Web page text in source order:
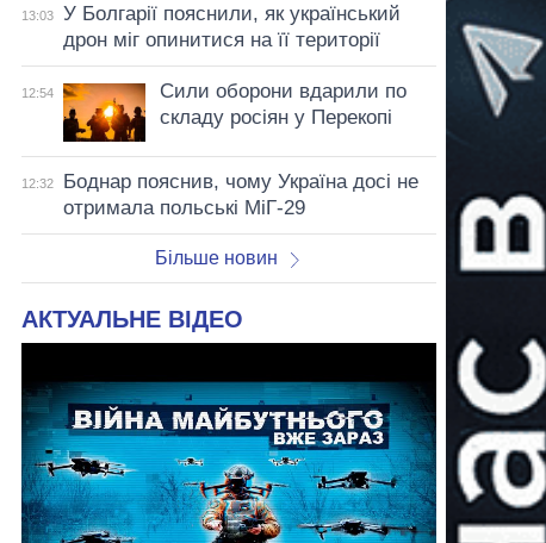
13:03
У Болгарії пояснили, як український
дрон міг опинитися на її території
12:54
Сили оборони вдарили по
складу росіян у Перекопі
12:32
Боднар пояснив, чому Україна досі не
отримала польські МіГ-29
Більше новин
АКТУАЛЬНЕ ВІДЕО